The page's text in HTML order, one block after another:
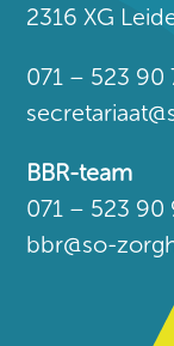
2316 XG
071 – 523 90
BBR-team
071 – 523 90
bbr@so-